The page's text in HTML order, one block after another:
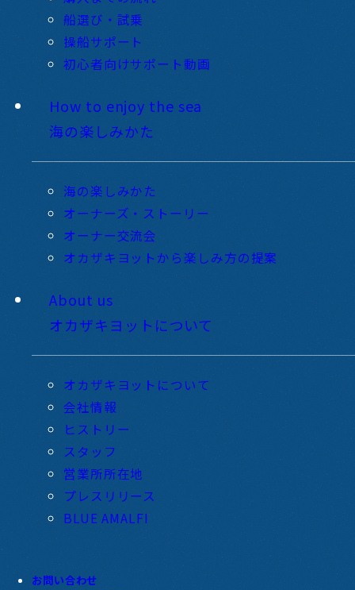
船選び・試乗
操船サポート
初心者向けサポート動画
How to enjoy the sea
海の楽しみかた
海の楽しみかた
オーナーズ・ストーリー
オーナー交流会
オカザキヨットから楽しみ方の提案
About us
オカザキヨットについて
オカザキヨットについて
会社情報
ヒストリー
スタッフ
営業所所在地
プレスリリース
BLUE AMALFI
お問い合わせ